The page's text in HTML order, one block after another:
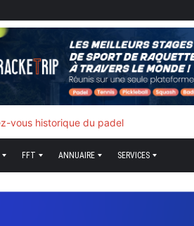
FFT ANNUAIRE SERVICES